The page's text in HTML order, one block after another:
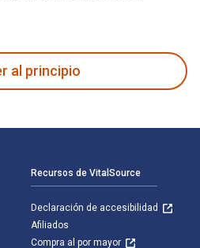
al principio
Recursos de VitalSource
Declaración de accesibilidad
Afiliados
Compra al por mayor